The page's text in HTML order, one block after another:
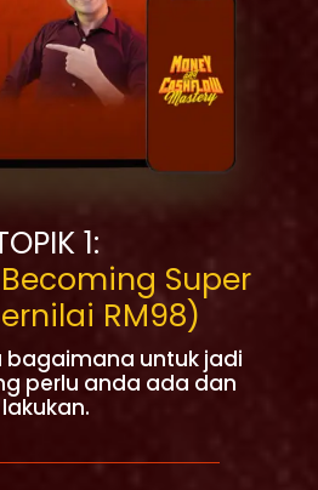
1:
Super
RM98)
bagaimana untuk jadi
perlu anda ada dan
lakukan.